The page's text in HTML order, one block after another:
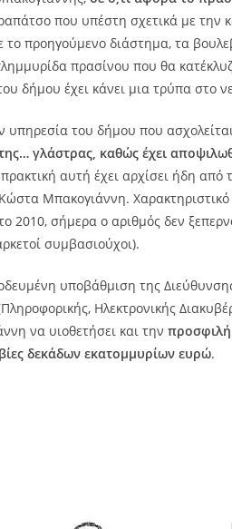
που υπέστη σχετικά με την
το προηγούμενο διάστημα, τα
πρασίνου που θα
δήμου έχει κάνει μια τρύπα στο
υπηρεσία του δήμου που
γλάστρας, καθώς έχει
αυτή έχει αρχίσει ήδη από
Μπακογιάννη.
2010, σήμερα ο αριθμός δεν
συμβασιούχοι).
υποβάθμιση της
Ηλεκτρονικής
να υιοθετήσει και την προσφιλή
δεκάδων εκατομμυρίων ευρώ.